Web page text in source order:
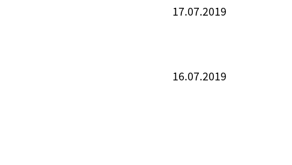
17.07.2019
16.07.2019